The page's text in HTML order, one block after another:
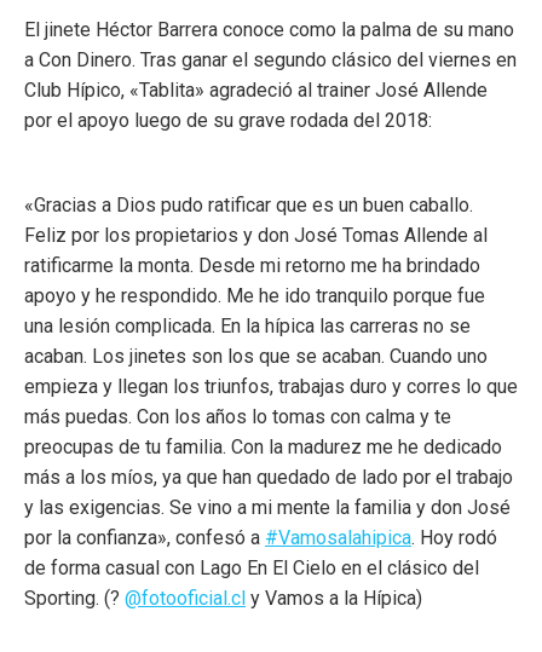
El jinete Héctor Barrera conoce como la palma de su mano
a Con Dinero. Tras ganar el segundo clásico del viernes en
Club Hípico, «Tablita» agradeció al trainer José Allende
por el apoyo luego de su grave rodada del 2018:
«Gracias a Dios pudo ratificar que es un buen caballo.
Feliz por los propietarios y don José Tomas Allende al
ratificarme la monta. Desde mi retorno me ha brindado
apoyo y he respondido. Me he ido tranquilo porque fue
una lesión complicada. En la hípica las carreras no se
acaban. Los jinetes son los que se acaban. Cuando uno
empieza y llegan los triunfos, trabajas duro y corres lo que
más puedas. Con los años lo tomas con calma y te
preocupas de tu familia. Con la madurez me he dedicado
más a los míos, ya que han quedado de lado por el trabajo
y las exigencias. Se vino a mi mente la familia y don José
por la confianza», confesó a #Vamosalahipica. Hoy rodó
de forma casual con Lago En El Cielo en el clásico del
Sporting. (? @fotooficial.cl y Vamos a la Hípica)